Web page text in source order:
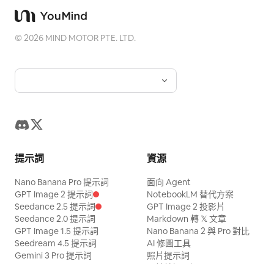
©2026 MIND MOTOR PTE. LTD.
提示詞
Nano Banana Pro 提示詞
GPT Image 2 提示詞
Seedance 2.5 提示詞
Seedance 2.0 提示詞
GPT Image 1.5 提示詞
Seedream 4.5 提示詞
Gemini 3 Pro 提示詞
資源
面向 Agent
NotebookLM 替代方案
GPT Image 2 投影片
Markdown 轉 𝕏 文章
Nano Banana 2 與 Pro 對比
AI 修圖工具
照片提示詞